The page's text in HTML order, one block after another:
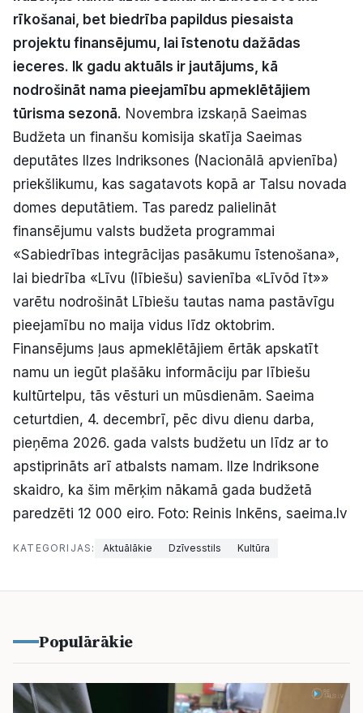
Politiskā reklāma
Par mums
Kontakti
Ziņo redakcijai
Facebook Instagram YouTube
E-avīze
rīkošanai, bet biedrība papildus piesaista
projektu finansējumu, lai īstenotu dažādas
ieceres. Ik gadu aktuāls ir jautājums, kā
nodrošināt nama pieejamību apmeklētājiem
tūrisma sezonā. Novembra izskaņā Saeimas
Budžeta un finanšu komisija skatīja Saeimas
deputātes Ilzes Indriksones (Nacionālā apvienība)
priekšlikumu, kas sagatavots kopā ar Talsu novada
domes deputātiem. Tas paredz palielināt
finansējumu valsts budžeta programmai
«Sabiedrības integrācijas pasākumu īstenošana»,
lai biedrība «Līvu (lībiešu) savienība «Līvõd īt»»
varētu nodrošināt Lībiešu tautas nama pastāvīgu
pieejamību no maija vidus līdz oktobrim.
Finansējums ļaus apmeklētājiem ērtāk apskatīt
namu un iegūt plašāku informāciju par lībiešu
kultūrtelpu, tās vēsturi un mūsdienām. Saeima
ceturtdien, 4. decembrī, pēc divu dienu darba,
pieņēma 2026. gada valsts budžetu un līdz ar to
apstiprināts arī atbalsts namam. Ilze Indriksone
skaidro, ka šim mērķim nākamā gada budžetā
paredzēti 12 000 eiro. Foto: Reinis Inkēns, saeima.lv
KATEGORIJAS: Aktuālākie Dzīvesstils Kultūra
Populārākie